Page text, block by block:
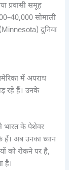
प्रवासी समूह
सोमाली
दुनिया
में अपराध
रहे हैं। उनके
भारत के पेशेवर
हैं। अब उनका ध्यान
को रोकने पर है,
है।